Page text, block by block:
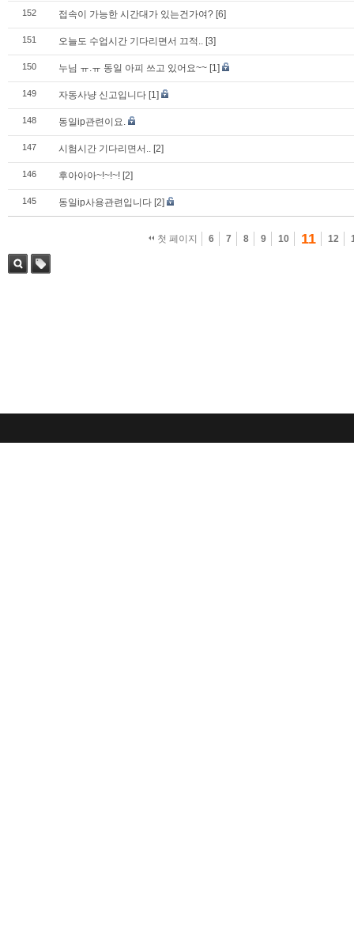
152 접속이 가능한 시간대가 있는건가여? [6]
151 오늘도 수업시간 기다리면서 끄적.. [3]
150 누님 ㅠ.ㅠ 동일 아피 쓰고 있어요~~ [1]
149 자동사냥 신고입니다 [1]
148 동일ip관련이요.
147 시험시간 기다리면서.. [2]
146 후아아아~!~!~! [2]
145 동일ip사용관련입니다 [2]
첫 페이지 6 7 8 9 10 11 12